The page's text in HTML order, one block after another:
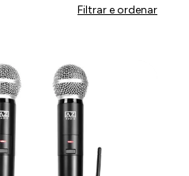
Filtrar e ordenar